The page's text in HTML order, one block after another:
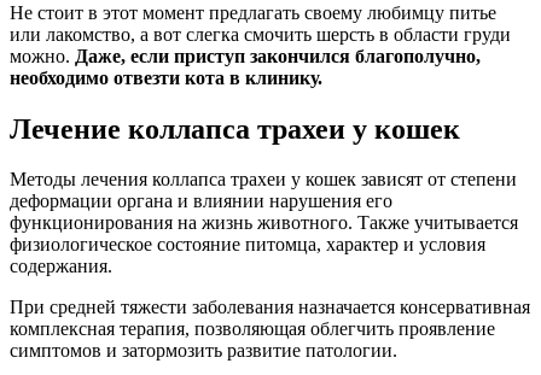
Не стоит в этот момент предлагать своему любимцу питье
или лакомство, а вот слегка смочить шерсть в области груди
можно. Даже, если приступ закончился благополучно,
необходимо отвезти кота в клинику.
Лечение коллапса трахеи у кошек
Методы лечения коллапса трахеи у кошек зависят от степени
деформации органа и влиянии нарушения его
функционирования на жизнь животного. Также учитывается
физиологическое состояние питомца, характер и условия
содержания.
При средней тяжести заболевания назначается консервативная
комплексная терапия, позволяющая облегчить проявление
симптомов и затормозить развитие патологии.